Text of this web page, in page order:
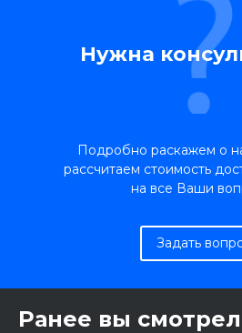
Нужна
Подробно раскажем о
рассчитаем стоимость
на все Ваши
Задать
Ранее вы